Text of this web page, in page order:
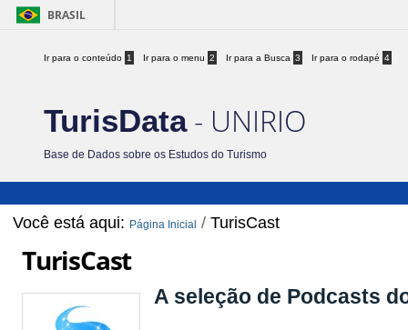
BRASIL
Ir para o conteúdo 1 Ir para o menu 2 Ir para a Busca 3 Ir para o rodapé 4
TurisData- UNIRIO
Base de Dados sobre os Estudos do Turismo
Você está aqui: Página Inicial /TurisCast
TurisCast
A seleção de Podcasts